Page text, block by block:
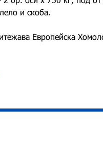
и скоба.
Европейска